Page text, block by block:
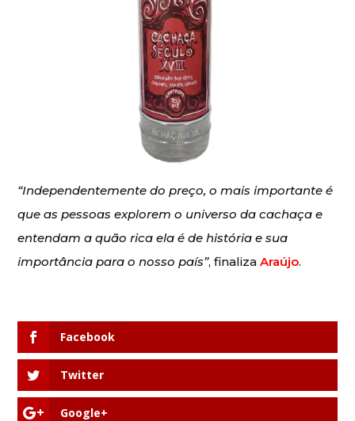
“Independentemente do preço, o mais importante é
que as pessoas explorem o universo da cachaça e
entendam a quão rica ela é de história e sua
importância para o nosso país”, finalizaAraújo.
Facebook
Twitter
Google+